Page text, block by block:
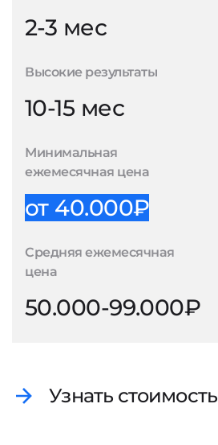
2-3 мес
Высокие результаты
10-15 мес
Минимальная
ежемесячная цена
от 40.000₽
Средняя ежемесячная
цена
50.000-99.000₽
Узнать стоимость